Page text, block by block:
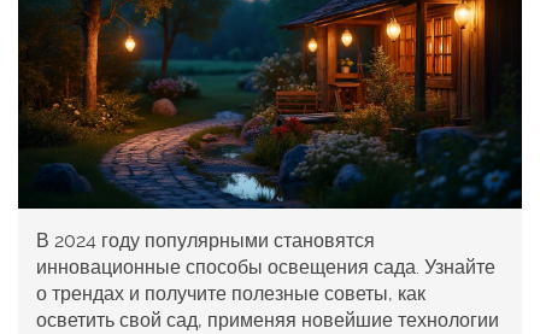
В 2024 году популярными становятся
инновационные способы освещения сада. Узнайте
о трендах и получите полезные советы, как
осветить свой сад, применяя новейшие технологии